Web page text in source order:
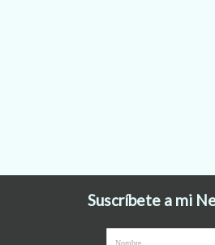
Suscríbete a mi